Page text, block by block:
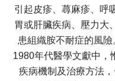
引起皮疹、蕁麻疹、呼
胃或肝臟疾病、壓力大
患組織胺不耐症的風
1980年代醫學文獻中，
疾病機制及治療方法